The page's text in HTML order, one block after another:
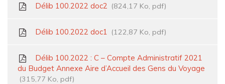
Délib 100.2022 doc2 824,17 Ko, pdf
Délib 100.2022 doc1 122,87 Ko, pdf
Délib 100.2022 : C – Compte Administratif 2021
du Budget Annexe Aire d’Accueil des Gens du Voyage
315,77 Ko, pdf